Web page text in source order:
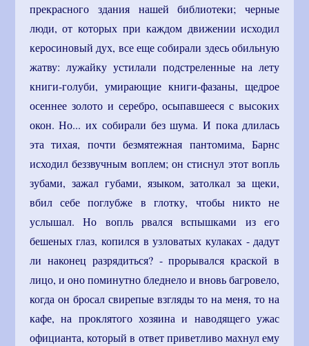
прекрасного здания нашей библиотеки; черные
люди, от которых при каждом движении исходил
керосиновый дух, все еще собирали здесь обильную
жатву: лужайку устилали подстреленные на лету
книги-голуби, умирающие книги-фазаны, щедрое
осеннее золото и серебро, осыпавшееся с высоких
окон. Но... их собирали без шума. И пока длилась
эта тихая, почти безмятежная пантомима, Барнс
исходил беззвучным воплем; он стиснул этот вопль
зубами, зажал губами, языком, затолкал за щеки,
вбил себе поглубже в глотку, чтобы никто не
услышал. Но вопль рвался вспышками из его
бешеных глаз, копился в узловатых кулаках - дадут
ли наконец разрядиться? - прорывался краской в
лицо, и оно поминутно бледнело и вновь багровело,
когда он бросал свирепые взгляды то на меня, то на
кафе, на проклятого хозяина и наводящего ужас
официанта, который в ответ приветливо махнул ему